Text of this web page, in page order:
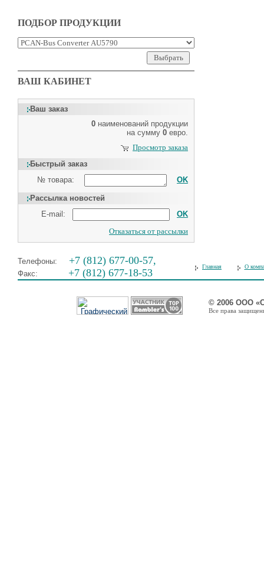
ПОДБОР ПРОДУКЦИИ
ВАШ КАБИНЕТ
Ваш заказ
0 наименований продукции
на сумму 0 евро.
Просмотр заказа
Быстрый заказ
№ товара:
OK
Рассылка новостей
E-mail:
OK
Отказаться от рассылки
Телефоны: +7 (812) 677-00-57,
Факс: +7 (812) 677-18-53
Главная О
© 2006 ООО
Все права